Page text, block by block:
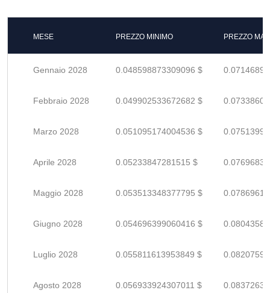
MESE PREZZO MINIMO PREZZO
Gennaio 2028 0.048598873309096 $
Febbraio 2028 0.049902533672682 $
Marzo 2028 0.051095174004536 $
Aprile 2028 0.05233847281515 $
Maggio 2028 0.053513348377795 $
Giugno 2028 0.054696399060416 $
Luglio 2028 0.055811613953849 $
Agosto 2028 0.056933924307011 $